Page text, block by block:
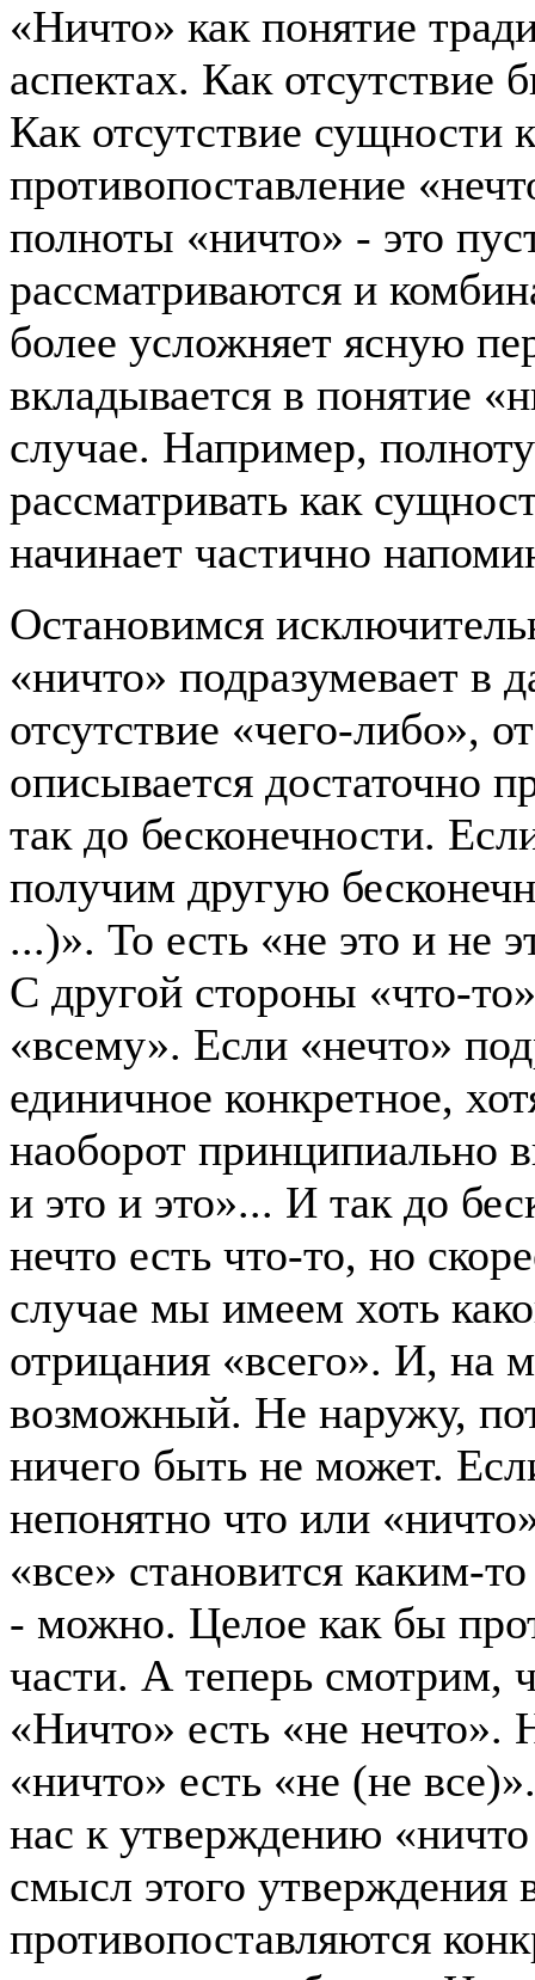
«Ничто» как понятие
аспектах. Как отсутствие
Как отсутствие сущности
противопоставление
полноты «ничто» - это
рассматриваются и
более усложняет ясную
вкладывается в понятие
случае. Например,
рассматривать как
начинает частично
Остановимся
«ничто» подразумевает в
отсутствие «чего-либо»,
описывается достаточно
так до бесконечности.
получим другую
...)». То есть «не это и не
С другой стороны «что-
«всему». Если «нечто»
единичное конкретное,
наоборот принципиально
и это и это»... И так до
нечто есть что-то, но
случае мы имеем хоть
отрицания «всего». И, на
возможный. Не наружу,
ничего быть не может.
непонятно что или
«все» становится каким-
- можно. Целое как бы
части. А теперь смотрим,
«Ничто» есть «не нечто».
«ничто» есть «не (не
нас к утверждению
смысл этого утверждения
противопоставляются